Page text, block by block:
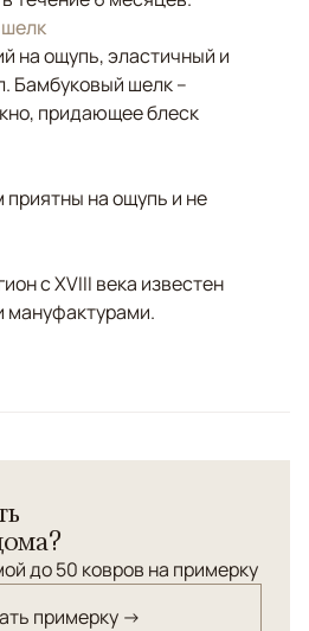
на ощупь, эластичный и
Бамбуковый шелк –
придающее блеск
на ощупь и не
с XVIII века известен
мануфактурами.
до 50 ковров на примерку
примерку →